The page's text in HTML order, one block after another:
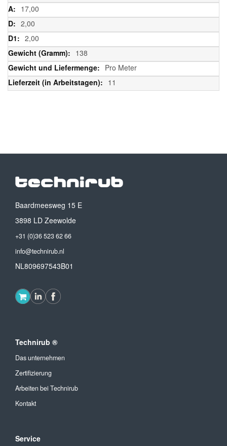
17,00
2,00
2,00
138
Pro Meter
11
Baardmeesweg 15 E
3898 LD Zeewolde
+31 (0)36 523 62 66
info@technirub.nl
NL809697543B01
Technirub ®
Das unternehmen
Zertifizierung
Arbeiten bei Technirub
Kontakt
Service